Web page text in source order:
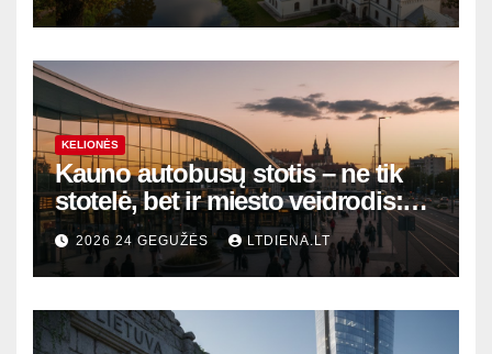
KELIONĖS
Kauno autobusų stotis – ne tik
stotelė, bet ir miesto veidrodis:
modernūs vartai į laikinąją
sostinę
2026 24 GEGUŽĖS LTDIENA.LT